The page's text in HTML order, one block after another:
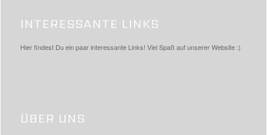
INTERESSANTE LINKS
Hier findest Du ein paar interessante Links! Viel Spaß auf unserer Website :)
ÜBER UNS